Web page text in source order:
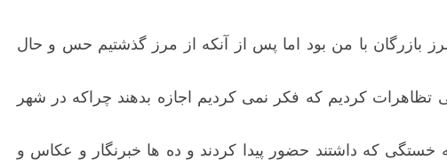
با من بود اما پس از آنکه از مرز گذشتیم حس و حال
کردیم که فکر نمی کردیم اجازه بدهند چراکه در شهر
که داشتند حضور پیدا کردند و ده ها خبرنگار و عکاس و